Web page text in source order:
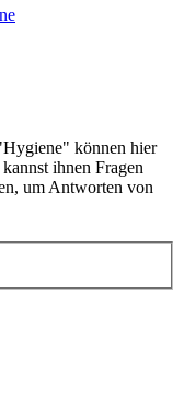
können hier
ihnen Fragen
um Antworten von